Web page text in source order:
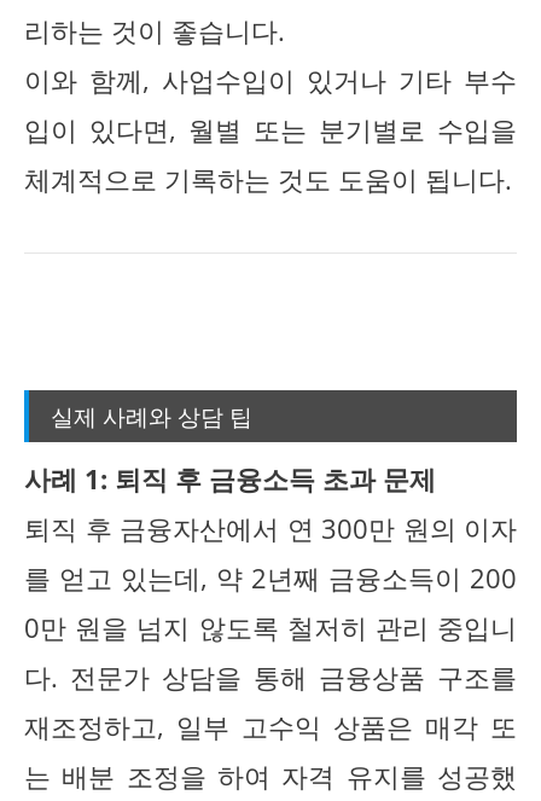
리하는 것이 좋습니다.
이와 함께, 사업수입이 있거나 기타 부수
입이 있다면, 월별 또는 분기별로 수입을
체계적으로 기록하는 것도 도움이 됩니다.
실제 사례와 상담 팁
사례 1: 퇴직 후 금융소득 초과 문제
퇴직 후 금융자산에서 연 300만 원의 이자
를 얻고 있는데, 약 2년째 금융소득이 200
0만 원을 넘지 않도록 철저히 관리 중입니
다. 전문가 상담을 통해 금융상품 구조를
재조정하고, 일부 고수익 상품은 매각 또
는 배분 조정을 하여 자격 유지를 성공했